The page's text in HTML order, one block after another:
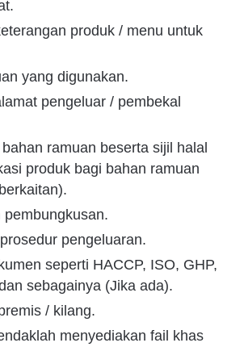
produk / menu untuk
yang digunakan.
pengeluar / pembekal
ramuan beserta sijil halal
produk bagi bahan ramuan
pembungkusan.
pengeluaran.
seperti HACCP, ISO, GHP,
sebagainya (Jika ada).
/ kilang.
menyediakan fail khas